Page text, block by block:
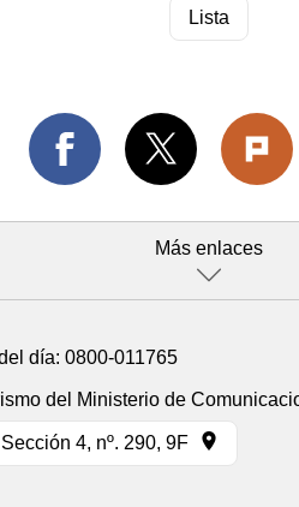
Lista
Más enlaces
día: 0800-011765
del Ministerio de
4, nº. 290, 9F